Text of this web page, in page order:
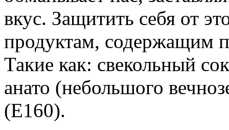
вкус. Защитить себя от
продуктам, содержащим
Такие как: свекольный
анато (небольшого
(Е160).